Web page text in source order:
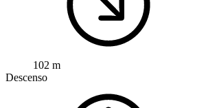
102 m
Descenso